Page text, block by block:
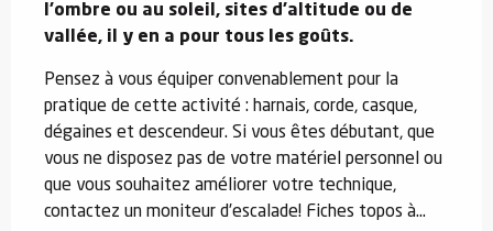
l’ombre ou au soleil, sites d’altitude ou de
vallée, il y en a pour tous les goûts.
Pensez à vous équiper convenablement pour la
pratique de cette activité : harnais, corde, casque,
dégaines et descendeur. Si vous êtes débutant, que
vous ne disposez pas de votre matériel personnel ou
que vous souhaitez améliorer votre technique,
contactez un moniteur d’escalade! Fiches topos à...